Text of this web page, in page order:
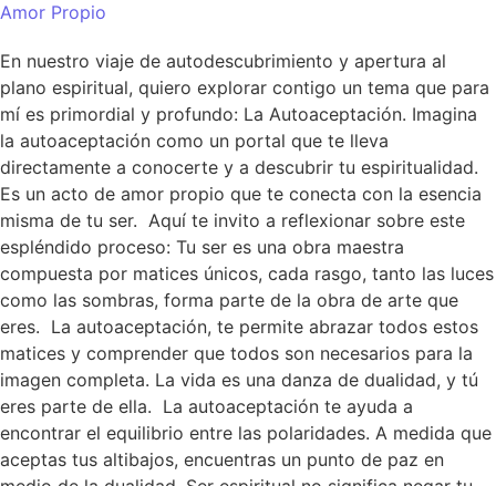
Amor Propio
En nuestro viaje de autodescubrimiento y apertura al
plano espiritual, quiero explorar contigo un tema que para
mí es primordial y profundo: La Autoaceptación. Imagina
la autoaceptación como un portal que te lleva
directamente a conocerte y a descubrir tu espiritualidad.
Es un acto de amor propio que te conecta con la esencia
misma de tu ser. Aquí te invito a reflexionar sobre este
espléndido proceso: Tu ser es una obra maestra
compuesta por matices únicos, cada rasgo, tanto las luces
como las sombras, forma parte de la obra de arte que
eres. La autoaceptación, te permite abrazar todos estos
matices y comprender que todos son necesarios para la
imagen completa. La vida es una danza de dualidad, y tú
eres parte de ella. La autoaceptación te ayuda a
encontrar el equilibrio entre las polaridades. A medida que
aceptas tus altibajos, encuentras un punto de paz en